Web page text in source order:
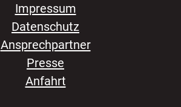
Impressum
Datenschutz
Ansprechpartner
Presse
Anfahrt